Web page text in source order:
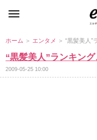
ホーム ＞ エンタメ ＞ “黒髪美人
“黒髪美人”ランキン
2009-05-25 10:00